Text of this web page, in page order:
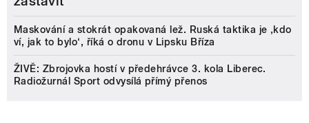
Maskování a stokrát opakovaná lež. Ruská taktika je ‚kdo
ví, jak to bylo‘, říká o dronu v Lipsku Bříza
ŽIVĚ: Zbrojovka hostí v předehrávce 3. kola Liberec.
Radiožurnál Sport odvysílá přímý přenos